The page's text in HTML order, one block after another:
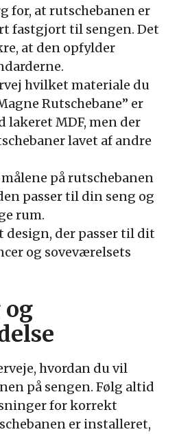
for, at rutschebanen er
fastgjort til sengen. Det
at den opfylder
hvilket materiale du
Rutschebane” er
lakeret MDF, men der
lavet af andre
på rutschebanen
passer til din seng og
rum.
design, der passer til dit
og soveværelsets
hvordan du vil
på sengen. Følg altid
for korrekt
er installeret,